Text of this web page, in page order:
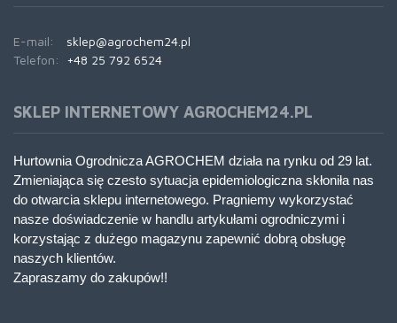
E-mail:
sklep@agrochem24.pl
Telefon:
+48 25 792 6524
SKLEP INTERNETOWY AGROCHEM24.PL
Hurtownia Ogrodnicza AGROCHEM działa na rynku od 29 lat.
Zmieniająca się czesto sytuacja epidemiologiczna skłoniła nas
do otwarcia sklepu internetowego. Pragniemy wykorzystać
nasze doświadczenie w handlu artykułami ogrodniczymi i
korzystając z dużego magazynu zapewnić dobrą obsługę
naszych klientów.
Zapraszamy do zakupów!!